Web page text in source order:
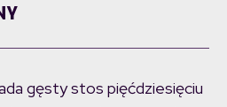
gęsty stos pięćdziesięciu